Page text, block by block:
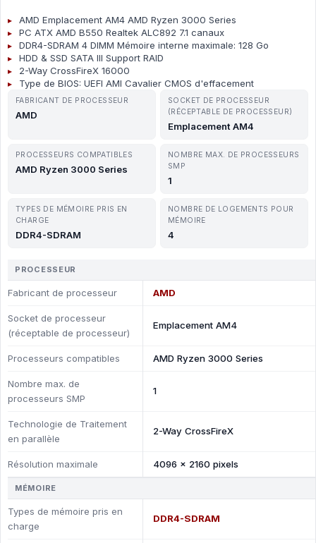
AMD Emplacement AM4 AMD Ryzen 3000 Series
PC ATX AMD B550 Realtek ALC892 7.1 canaux
DDR4-SDRAM 4 DIMM Mémoire interne maximale: 128 Go
HDD & SSD SATA III Support RAID
2-Way CrossFireX 16000
Type de BIOS: UEFI AMI Cavalier CMOS d'effacement
FABRICANT DE PROCESSEUR
AMD
SOCKET DE PROCESSEUR
(RÉCEPTABLE DE PROCESSEUR)
Emplacement AM4
PROCESSEURS COMPATIBLES
AMD Ryzen 3000 Series
NOMBRE MAX. DE PROCESSEURS
SMP
1
TYPES DE MÉMOIRE PRIS EN
CHARGE
DDR4-SDRAM
NOMBRE DE LOGEMENTS POUR
MÉMOIRE
4
PROCESSEUR
Fabricant de processeur AMD
Socket de processeur
(réceptable de processeur)
Emplacement AM4
Processeurs compatibles AMD Ryzen 3000 Series
Nombre max. de
processeurs SMP
1
Technologie de Traitement
en parallèle
2-Way CrossFireX
Résolution maximale 4096 x 2160 pixels
MÉMOIRE
Types de mémoire pris en
charge
DDR4-SDRAM